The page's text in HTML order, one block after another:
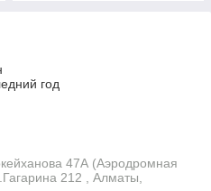
год
47А (Аэродромная
212 , Алматы,